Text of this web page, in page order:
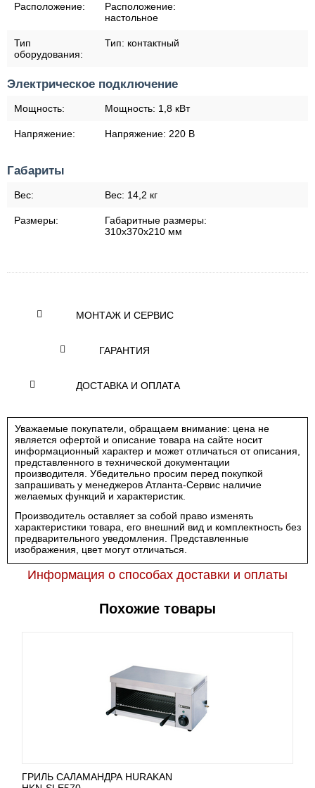
Расположение:
Расположение:
настольное
Тип
оборудования:
Тип: контактный
Электрическое подключение
Мощность: Мощность: 1,8 кВт
Напряжение: Напряжение: 220 В
Габариты
Вес: Вес: 14,2 кг
Размеры:
Габаритные размеры:
310х370х210 мм
МОНТАЖ И СЕРВИС
ГАРАНТИЯ
ДОСТАВКА И ОПЛАТА
Уважаемые покупатели, обращаем внимание: цена не
является офертой и описание товара на сайте носит
информационный характер и может отличаться от описания,
представленного в технической документации
производителя. Убедительно просим перед покупкой
запрашивать у менеджеров Атланта-Сервис наличие
желаемых функций и характеристик.
Производитель оставляет за собой право изменять
характеристики товара, его внешний вид и комплектность без
предварительного уведомления. Представленные
изображения, цвет могут отличаться.
Информация о способах доставки и оплаты
Похожие товары
ГРИЛЬ САЛАМАНДРА HURAKAN